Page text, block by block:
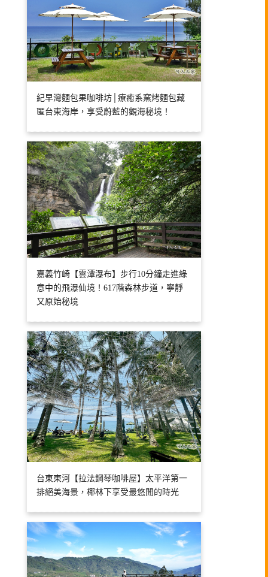
紀早灣麵包果咖啡坊│療癒系窯烤麵包藏
匿台東海岸，享受蔚藍的觀海秘境！
嘉義竹崎【雲潭瀑布】步行10分鐘走進綠
意中的飛瀑仙境！617階森林步道，寧靜
又原始秘境
台東東河【拉法鋼琴咖啡屋】太平洋第一
排絕美海景，椰林下享受最悠閒的時光